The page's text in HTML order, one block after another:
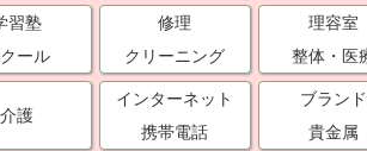
習塾
ール
修理
クリーニング
理容室
整体・医
介護
インターネット
携帯電話
ブランド
貴金属